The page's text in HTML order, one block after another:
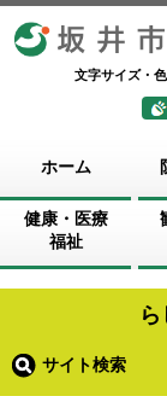
坂井市
文字サイズ・
ホーム
健康・医療
福祉
サイト検索